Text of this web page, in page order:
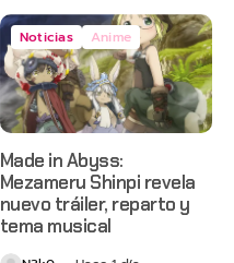
Noticias Anime
Made in Abyss:
Mezameru Shinpi revela
nuevo tráiler, reparto y
tema musical